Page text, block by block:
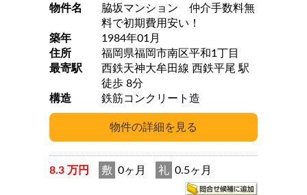
物件名
脇坂マンション 仲介手数料無
料で初期費用安い！
築年
1984年01月
住所
福岡県福岡市南区平和1丁目
最寄駅
西鉄天神大牟田線 西鉄平尾 駅
徒歩 8分
構造
鉄筋コンクリート造
8.3 万円 敷 0ヶ月 礼 0.5ヶ月